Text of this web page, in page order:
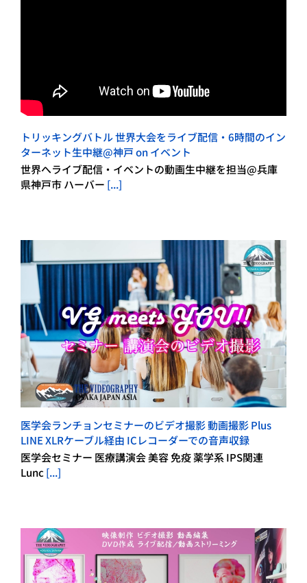
トリッキングバトル 世界大会をライブ配信・6時間のイン
ターネット生中継@神戸 on イベント
世界へライブ配信・イベントの動画生中継を担当@兵庫
県神戸市 ハーバー [...]
医学会ランチョンセミナーのビデオ撮影 動画撮影 Plus
LINE XLRケーブル経由 ICレコーダーでの音声収録
医学会セミナー 医療講演会 美容 免疫 薬学系 IPS関連
Lunc [...]